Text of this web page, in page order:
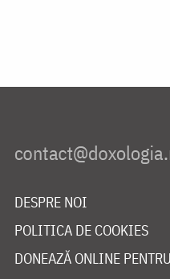
DESPRE NOI
POLITICA DE COOKIES
DONEAZĂ ONLINE